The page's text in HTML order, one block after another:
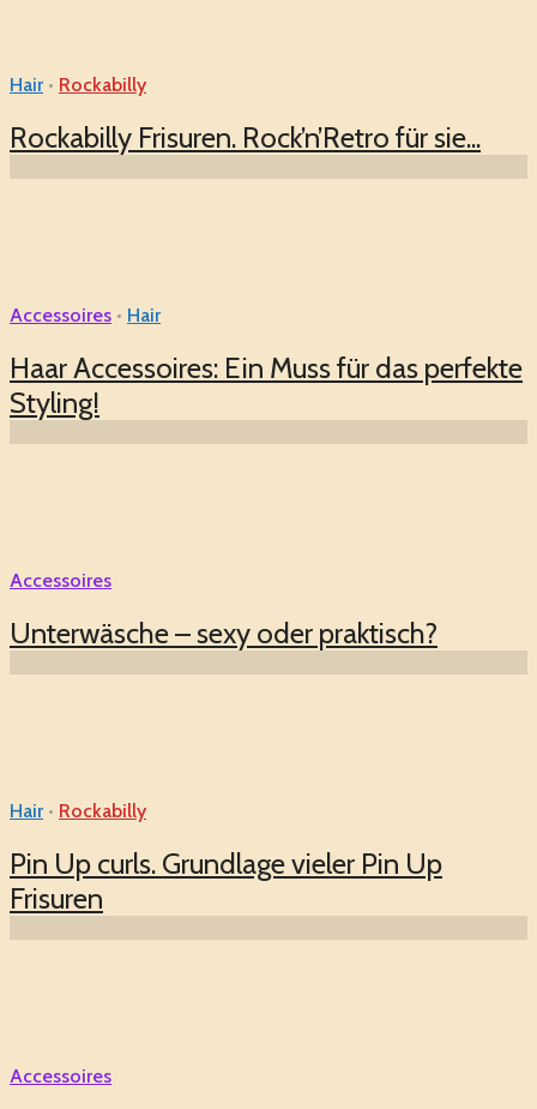
Hair • Rockabilly
Rockabilly Frisuren. Rock’n’Retro für sie...
Accessoires • Hair
Haar Accessoires: Ein Muss für das perfekte
Styling!
Accessoires
Unterwäsche – sexy oder praktisch?
Hair • Rockabilly
Pin Up curls. Grundlage vieler Pin Up
Frisuren
Accessoires